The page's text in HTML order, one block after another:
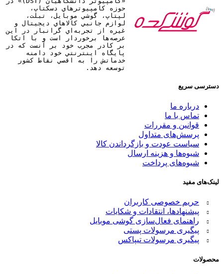
حوزه کامپيوترهاي دسکتاپ،
لپتاپ، گوشي موبايل، تبلت،
لوازم جانبي کالاهاي ديجيتال و
غيره از تجربه‌اي گرانبار در اين
عرصه‌ها برخوردار است و با اتکا
بر کادر مجرب خود بر آنست که در
پايگاه اينترنتي خود دامنه
خدماتش را به اقصي نقاط کشور
توسعه دهد.
دسترسی سریع
درباره ما
تماس با ما
قوانین و مقررات
پرسش‌های متداول
سیاست عودت و بازگرداندن کالا
شیوه‌ها و هزینه ارسال
شیوه‌های پرداخت
لینک‌های مفید
حریم خصوصی کاربران
پیشنهادها، انتقادات و شکایات
راهنمای فعال‌سازی گوشی موبایل
پیگیری مرسولات پستی
پیگیری مرسولات تیپاکس
محصولات